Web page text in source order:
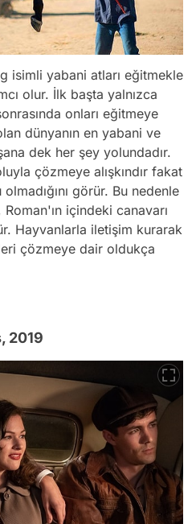
isimli yabani atları eğitmekle
olur. İlk başta yalnızca
onları eğitmeye
dünyanın en yabani ve
dek her şey yolundadır.
çözmeye alışkındır fakat
görür. Bu nedenle
içindeki canavarı
Hayvanlarla iletişim kurarak
çözmeye dair oldukça
2019